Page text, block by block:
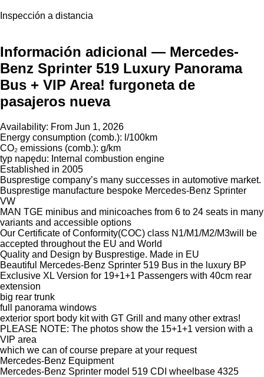
Inspección a distancia
Información adicional — Mercedes-
Benz Sprinter 519 Luxury Panorama
Bus + VIP Area! furgoneta de
pasajeros nueva
Availability: From Jun 1, 2026
Energy consumption (comb.): l/100km
CO₂ emissions (comb.): g/km
typ napędu: Internal combustion engine
Established in 2005
Busprestige company’s many successes in automotive market.
Busprestige manufacture bespoke Mercedes-Benz Sprinter
VW
MAN TGE minibus and minicoaches from 6 to 24 seats in many
variants and accessible options
Our Certificate of Conformity(COC) class N1/M1/M2/M3will be
accepted throughout the EU and World
Quality and Design by Busprestige. Made in EU
Beautiful Mercedes-Benz Sprinter 519 Bus in the luxury BP
Exclusive XL Version for 19+1+1 Passengers with 40cm rear
extension
big rear trunk
full panorama windows
exterior sport body kit with GT Grill and many other extras!
PLEASE NOTE: The photos show the 15+1+1 version with a
VIP area
which we can of course prepare at your request
Mercedes-Benz Equipment
Mercedes-Benz Sprinter model 519 CDI wheelbase 4325